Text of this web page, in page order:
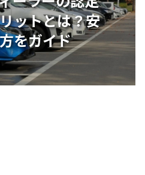
ットとは？安
をガイド